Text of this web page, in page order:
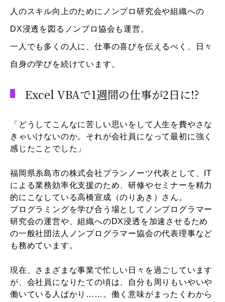
46歳
組織のDX浸透を啓蒙するノンプロ協会を設立。
47歳
けるための戦略と実践』（技術評論社）出版
人のスキル向上のためにノンプロ研究会や組織への
DX浸透を図るノンプロ協会も運営。
一人でも多くの人に、仕事の喜びを伝えるべく、日々
自身の学びを続けています。
Excel VBAで1週間の仕事が2日に!?
「どうしてこんなに苦しい思いをして人生を費やさな
きゃいけないのか。それが会社員になって最初に強く
感じたことでした」
福岡県糸島市の株式会社プランノーツ代表として、IT
による業務効率化支援のため、研修やセミナーを精力
的にこなしている高橋宣成（のりあき）さん。
プログラミングを学び合う場としてノンプログラマー
研究会の運営や、組織へのDX浸透を加速させるため
の一般社団法人ノンプログラマー協会の代表理事など
も務めています。
現在、さまざまな事業で忙しい日々を過ごしています
が、会社員になりたての頃は、自分も周りもいやいや
働いている人ばかり……。働く意味がまったくわから